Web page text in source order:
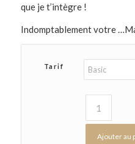
que je t’intègre !
Indomptablement votre
Tarif
Ajouter au